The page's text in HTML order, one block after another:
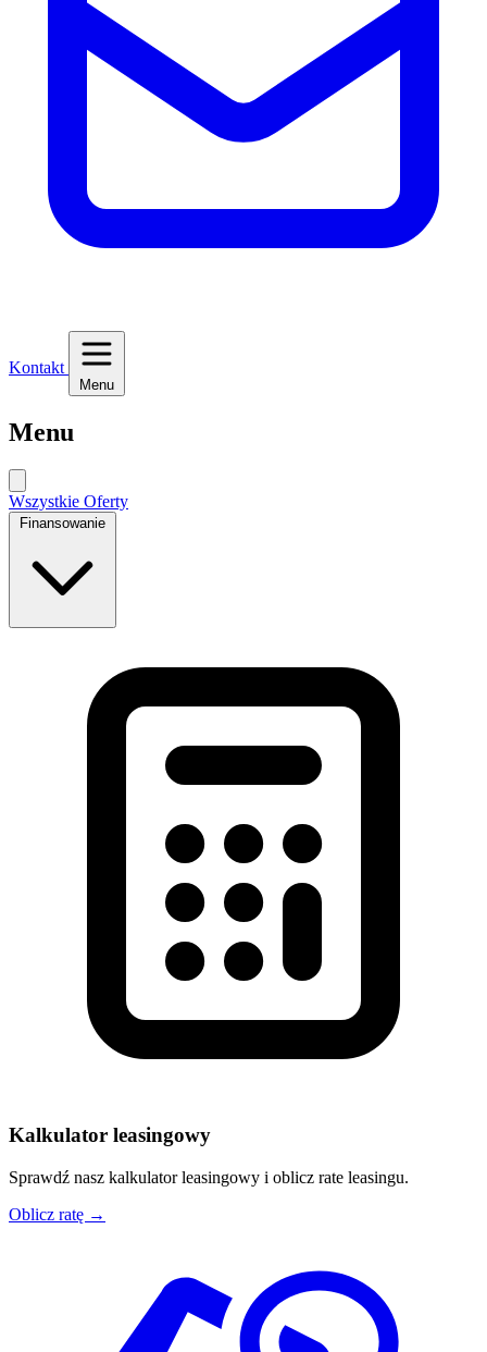
Kontakt
Menu
Menu
Wszystkie Oferty
Finansowanie
Kalkulator leasingowy
Sprawdź nasz kalkulator leasingowy i oblicz rate leasingu.
Oblicz ratę →